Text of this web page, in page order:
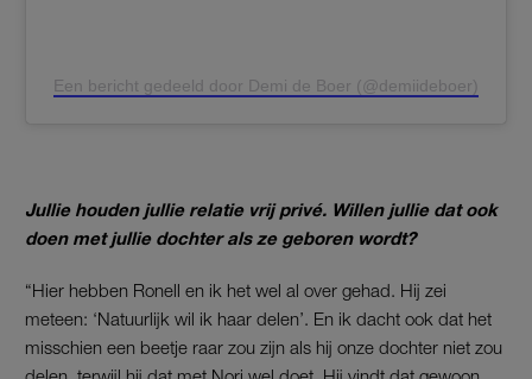
Een bericht gedeeld door Demi de Boer (@demiideboer)
Jullie houden jullie relatie vrij privé. Willen jullie dat ook
doen met jullie dochter als ze geboren wordt?
“Hier hebben Ronell en ik het wel al over gehad. Hij zei
meteen: ‘Natuurlijk wil ik haar delen’. En ik dacht ook dat het
misschien een beetje raar zou zijn als hij onze dochter niet zou